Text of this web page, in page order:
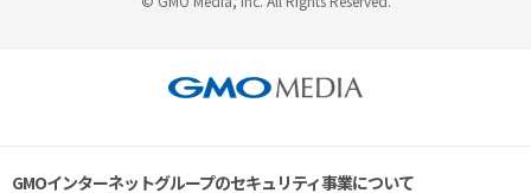
GMOインターネットグループのセキュリティ事業について